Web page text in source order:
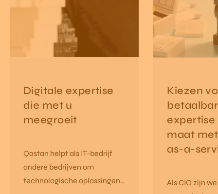
Digitale expertise
die met u
meegroeit
Qastan helpt als IT-bedrijf
andere bedrijven om
technologische oplossingen
Kiezen
expertise
maat
as-a-
Als CIO zijn